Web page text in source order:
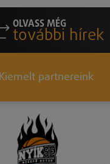
OLVASS MÉG
további hírek
Kiemelt partnereink